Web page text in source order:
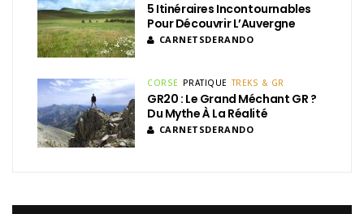
5 Itinéraires Incontournables
Pour Découvrir L’Auvergne
CARNETSDERANDO
CORSE PRATIQUE TREKS & GR
GR20 : Le Grand Méchant GR ?
Du Mythe À La Réalité
CARNETSDERANDO